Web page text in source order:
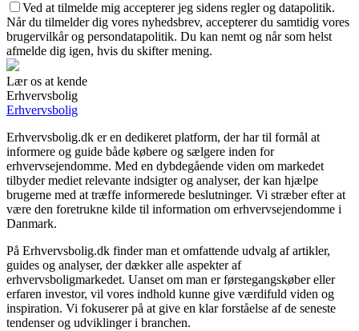
Ved at tilmelde mig accepterer jeg sidens regler og datapolitik.
Når du tilmelder dig vores nyhedsbrev, accepterer du samtidig vores
brugervilkår og persondatapolitik. Du kan nemt og når som helst
afmelde dig igen, hvis du skifter mening.
Lær os at kende
Erhvervsbolig
Erhvervsbolig
Erhvervsbolig.dk er en dedikeret platform, der har til formål at
informere og guide både købere og sælgere inden for
erhvervsejendomme. Med en dybdegående viden om markedet
tilbyder mediet relevante indsigter og analyser, der kan hjælpe
brugerne med at træffe informerede beslutninger. Vi stræber efter at
være den foretrukne kilde til information om erhvervsejendomme i
Danmark.
På Erhvervsbolig.dk finder man et omfattende udvalg af artikler,
guides og analyser, der dækker alle aspekter af
erhvervsboligmarkedet. Uanset om man er førstegangskøber eller
erfaren investor, vil vores indhold kunne give værdifuld viden og
inspiration. Vi fokuserer på at give en klar forståelse af de seneste
tendenser og udviklinger i branchen.